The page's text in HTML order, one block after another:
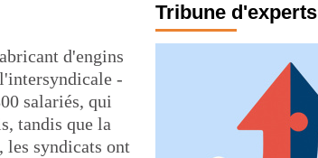
d'engins
-
salariés, qui
tandis que la
les syndicats ont
Tribune d'experts